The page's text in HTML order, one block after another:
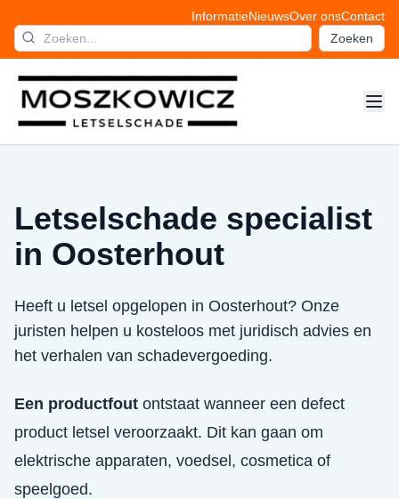
InformatieNieuwsOver onsContact
Zoeken
Letselschade specialist
in Oosterhout
Heeft u letsel opgelopen in Oosterhout? Onze
juristen helpen u kosteloos met juridisch advies en
het verhalen van schadevergoeding.
Een productfout ontstaat wanneer een defect
product letsel veroorzaakt. Dit kan gaan om
elektrische apparaten, voedsel, cosmetica of
speelgoed.